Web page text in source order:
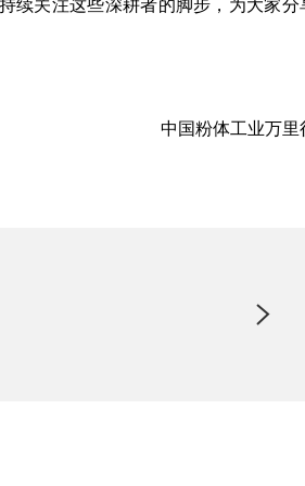
续关注这些深耕者的脚步，为大家分
中国粉体工业万里